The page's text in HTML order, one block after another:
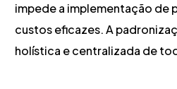
impede a implementação de
custos eficazes. A
holística e centralizada de